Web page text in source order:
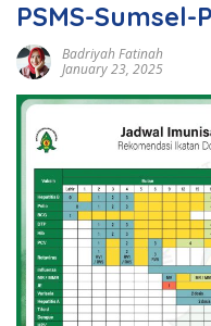
PSMS-Sumsel-
Badriyah Fatinah
January 23, 2025